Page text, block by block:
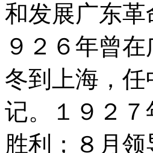
和发展广东
９２６年曾
冬到上海，
记。１９２
胜利；８月